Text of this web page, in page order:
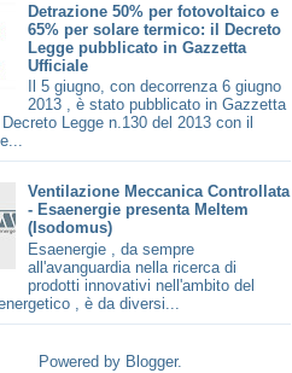
Detrazione 50% per fotovoltaico e
65% per solare termico: il Decreto
Legge pubblicato in Gazzetta
Ufficiale
Il 5 giugno, con decorrenza 6 giugno
2013 , è stato pubblicato in Gazzetta
Legge n.130 del 2013 con il
Ventilazione Meccanica Controllata
- Esaenergie presenta Meltem
(Isodomus)
Esaenergie , da sempre
all'avanguardia nella ricerca di
prodotti innovativi nell'ambito del
, è da diversi...
Powered by Blogger.